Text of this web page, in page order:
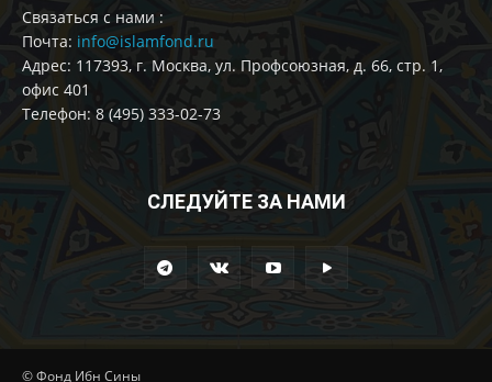
Cвязаться с нами :
Почта: info@islamfond.ru
Адрес: 117393, г. Москва, ул. Профсоюзная, д. 66, стр. 1,
офис 401
Телефон: 8 (495) 333-02-73
СЛЕДУЙТЕ ЗА НАМИ
© Фонд Ибн Сины